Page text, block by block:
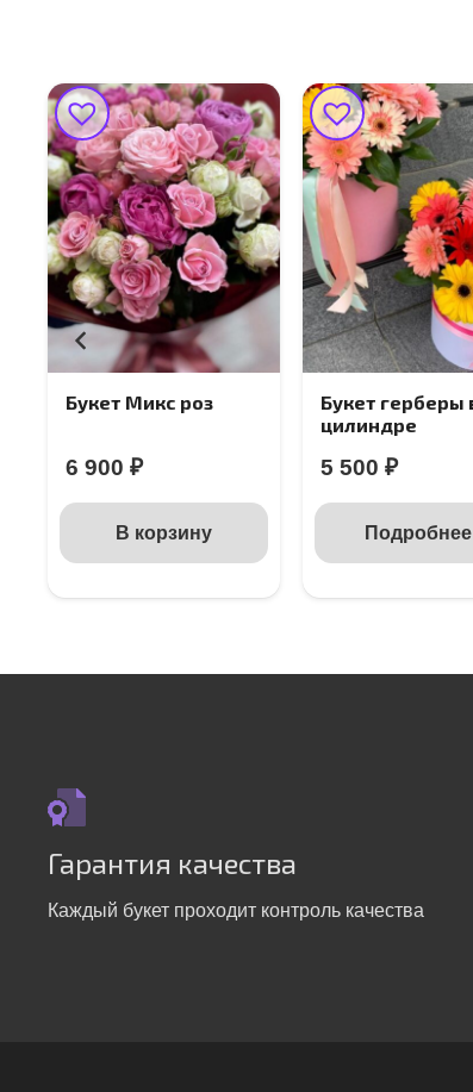
Букет герберы в
5 500
Подробнее
Диантус
Великолепный
4 500
В корзину
Гарантия качества
Каждый букет проходит контроль качества